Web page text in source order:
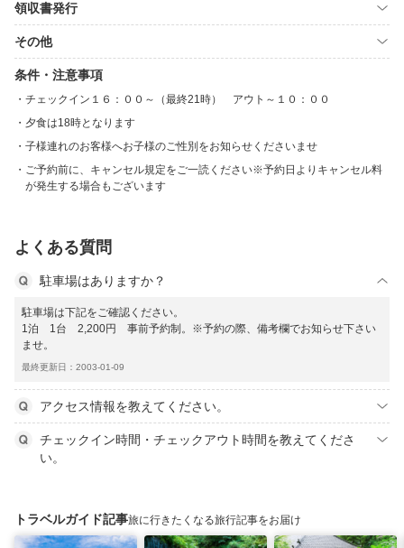
領収書発行
その他
条件・注意事項
チェックイン１６：００～（最終21時） アウト～１０：００
夕食は18時となります
子様連れのお客様へお子様のご性別をお知らせくださいませ
ご予約前に、キャンセル規定をご一読ください※予約日よりキャンセル料
が発生する場合もございます
よくある質問
駐車場はありますか？
駐車場は下記をご確認ください。
1泊 1台 2,200円 事前予約制。※予約の際、備考欄でお知らせ下さい
ませ。
最終更新日：2003-01-09
アクセス情報を教えてください。
チェックイン時間・チェックアウト時間を教えてくださ
い。
トラベルガイド記事旅に行きたくなる旅行記事をお届け